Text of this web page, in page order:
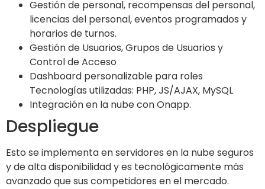
Gestión de personal, recompensas del personal,
licencias del personal, eventos programados y
horarios de turnos.
Gestión de Usuarios, Grupos de Usuarios y
Control de Acceso
Dashboard personalizable para roles
Tecnologías utilizadas: PHP, JS/AJAX, MySQL
Integración en la nube con Onapp.
Despliegue
Esto se implementa en servidores en la nube seguros
y de alta disponibilidad y es tecnológicamente más
avanzado que sus competidores en el mercado.